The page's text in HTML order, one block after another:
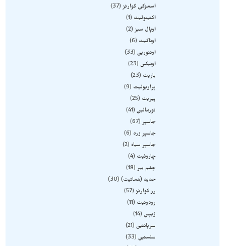
اسموکی کوارتز 37
اکتینولیت
1
اوپال سبز 2
اوناکیت
6
اونتورین 33
اونیکس
23
باریت
23
پرازیولیت
9
پیریت
25
تورمالین 41
جاسپر 67
جاسپر زرد
6
جاسپر سیاه
2
چاروئیت
4
چشم ببر 18
حدید (هماتیت) 30
رز کوارتز 57
رودونیت
11
ژیپس
14
سرپانتین 21
سلستین 33